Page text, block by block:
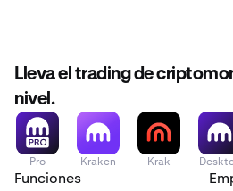
Lleva el trading de
nivel.
Pro Kraken Krak
Funciones